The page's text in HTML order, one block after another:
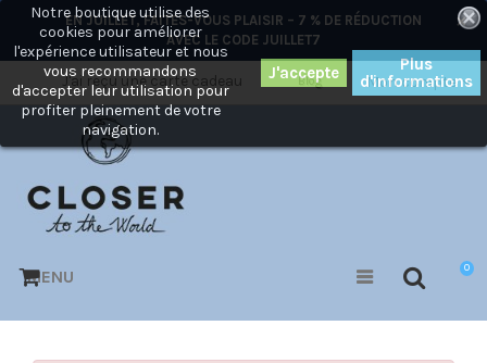
EN JUILLET, FAITES-VOUS PLAISIR – 7 % DE RÉDUCTION
AVEC LE CODE JUILLET7
×
Mon compte
Blog
J'ai reçu une carte cadeau
0
MENU
Notre boutique utilise des
cookies pour améliorer
l'expérience utilisateur et nous
vous recommandons
d'accepter leur utilisation pour
profiter pleinement de votre
navigation.
Plus
d'informations